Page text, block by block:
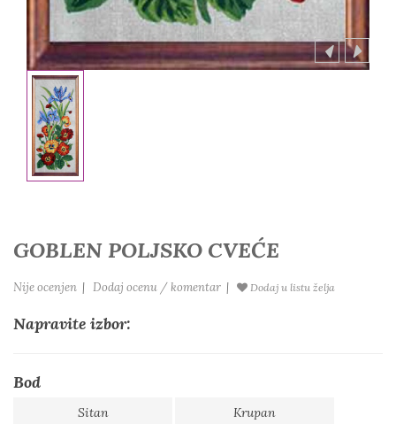
GOBLEN POLJSKO CVEĆE
Nije ocenjen | Dodaj ocenu / komentar | Dodaj u listu želja
Napravite izbor:
Bod
Sitan Krupan